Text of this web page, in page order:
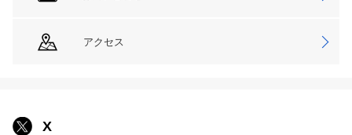
アクセス
X